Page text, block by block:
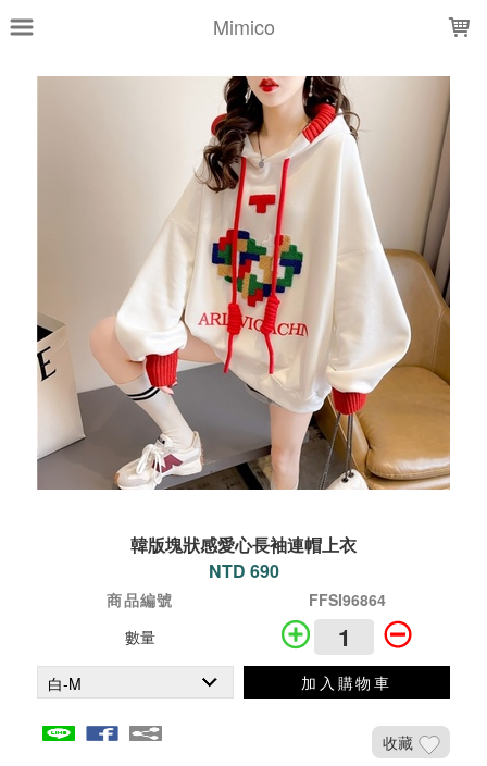
Mimico
韓版塊狀感愛心長袖連帽上衣
NTD 690
商品編號
FFSI96864
數量
加入購物車
收藏